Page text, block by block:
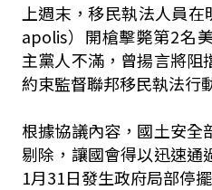
上週末，移民執法人員
apolis）開槍擊斃第2名
主黨人不滿，曾揚言將阻
約束監督聯邦移民執法行
根據協議內容，國土安全
剔除，讓國會得以迅速通
1月31日發生政府局部停擺